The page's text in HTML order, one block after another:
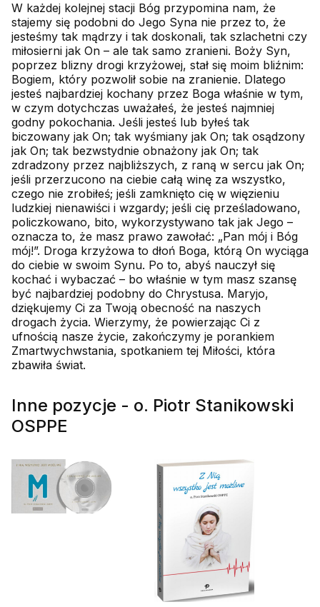
W każdej kolejnej stacji Bóg przypomina nam, że
stajemy się podobni do Jego Syna nie przez to, że
jesteśmy tak mądrzy i tak doskonali, tak szlachetni czy
miłosierni jak On – ale tak samo zranieni. Boży Syn,
poprzez blizny drogi krzyżowej, stał się moim bliźnim:
Bogiem, który pozwolił sobie na zranienie. Dlatego
jesteś najbardziej kochany przez Boga właśnie w tym,
w czym dotychczas uważałeś, że jesteś najmniej
godny pokochania. Jeśli jesteś lub byłeś tak
biczowany jak On; tak wyśmiany jak On; tak osądzony
jak On; tak bezwstydnie obnażony jak On; tak
zdradzony przez najbliższych, z raną w sercu jak On;
jeśli przerzucono na ciebie całą winę za wszystko,
czego nie zrobiłeś; jeśli zamknięto cię w więzieniu
ludzkiej nienawiści i wzgardy; jeśli cię prześladowano,
policzkowano, bito, wykorzystywano tak jak Jego –
oznacza to, że masz prawo zawołać: „Pan mój i Bóg
mój!”. Droga krzyżowa to dłoń Boga, którą On wyciąga
do ciebie w swoim Synu. Po to, abyś nauczył się
kochać i wybaczać – bo właśnie w tym masz szansę
być najbardziej podobny do Chrystusa. Maryjo,
dziękujemy Ci za Twoją obecność na naszych
drogach życia. Wierzymy, że powierzając Ci z
ufnością nasze życie, zakończymy je porankiem
Zmartwychwstania, spotkaniem tej Miłości, która
zbawiła świat.
Inne pozycje - o. Piotr Stanikowski
OSPPE